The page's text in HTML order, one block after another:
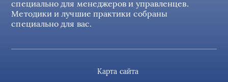
специально для менеджеров и управленцев.
Методики и лучшие практики собраны
специально для вас.
Карта сайта